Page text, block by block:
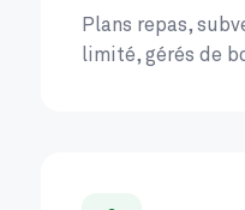
Plans repas,
limité, gérés de